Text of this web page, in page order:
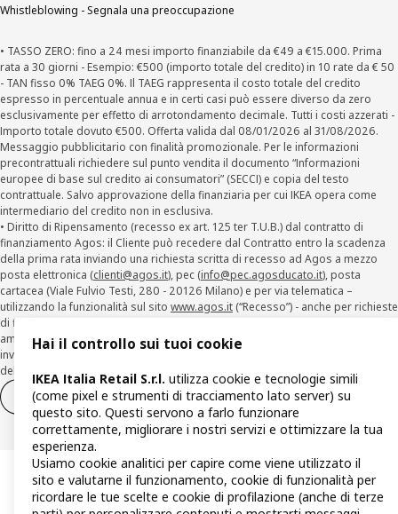
Whistleblowing - Segnala una preoccupazione
• TASSO ZERO: fino a 24 mesi importo finanziabile da €49 a €15.000. Prima
rata a 30 giorni - Esempio: €500 (importo totale del credito) in 10 rate da € 50
- TAN fisso 0% TAEG 0%. Il TAEG rappresenta il costo totale del credito
espresso in percentuale annua e in certi casi può essere diverso da zero
esclusivamente per effetto di arrotondamento decimale. Tutti i costi azzerati -
Importo totale dovuto €500. Offerta valida dal 08/01/2026 al 31/08/2026.
Messaggio pubblicitario con finalità promozionale. Per le informazioni
precontrattuali richiedere sul punto vendita il documento “Informazioni
europee di base sul credito ai consumatori” (SECCI) e copia del testo
contrattuale. Salvo approvazione della finanziaria per cui IKEA opera come
intermediario del credito non in esclusiva.
• Diritto di Ripensamento (recesso ex art. 125 ter T.U.B.) dal contratto di
finanziamento Agos: il Cliente può recedere dal Contratto entro la scadenza
della prima rata inviando una richiesta scritta di recesso ad Agos a mezzo
posta elettronica (clienti@agos.it), pec (info@pec.agosducato.it), posta
cartacea (Viale Fulvio Testi, 280 - 20126 Milano) e per via telematica –
utilizzando la funzionalità sul sito www.agos.it (“Recesso”) - anche per richieste
di finanziamento effettuate con canali a distanza. In caso di pre-
ammortamento, la comunicazione di recesso da parte del Cliente deve essere
inviata, con le modalità di cui sopra entro 30 giorni dalla data di accettazione
della richiesta di finanziamento.
Diritto di recesso
Diritto di recesso per i servizi
Hai il controllo sui tuoi cookie
IKEA Italia Retail S.r.l. utilizza cookie e tecnologie simili
(come pixel e strumenti di tracciamento lato server) su
questo sito. Questi servono a farlo funzionare
correttamente, migliorare i nostri servizi e ottimizzare la tua
esperienza.
Usiamo cookie analitici per capire come viene utilizzato il
sito e valutarne il funzionamento, cookie di funzionalità per
ricordare le tue scelte e cookie di profilazione (anche di terze